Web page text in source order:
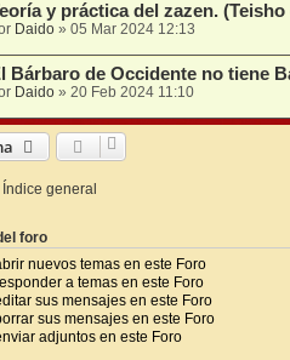
y práctica del zazen.
Daido» 05 Mar 2024 12:13
Bárbaro de Occidente no tiene
Daido» 20 Feb 2024 11:10
general
foro
nuevos temas en este Foro
a temas en este Foro
sus mensajes en este Foro
sus mensajes en este Foro
adjuntos en este Foro